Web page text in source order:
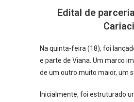
Edital de
Na quinta-feira (18), foi
e parte de Viana. Um marco
de um outro muito maior, um
Inicialmente, foi estruturado